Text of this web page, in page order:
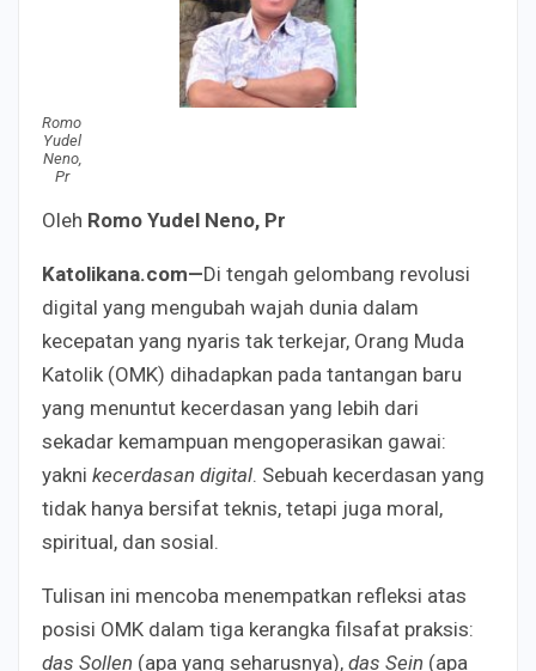
Romo
Yudel
Neno,
Pr
Oleh Romo Yudel Neno, Pr
Katolikana.com—Di tengah gelombang revolusi
digital yang mengubah wajah dunia dalam
kecepatan yang nyaris tak terkejar, Orang Muda
Katolik (OMK) dihadapkan pada tantangan baru
yang menuntut kecerdasan yang lebih dari
sekadar kemampuan mengoperasikan gawai:
yakni kecerdasan digital. Sebuah kecerdasan yang
tidak hanya bersifat teknis, tetapi juga moral,
spiritual, dan sosial.
Tulisan ini mencoba menempatkan refleksi atas
posisi OMK dalam tiga kerangka filsafat praksis:
das Sollen (apa yang seharusnya), das Sein (apa